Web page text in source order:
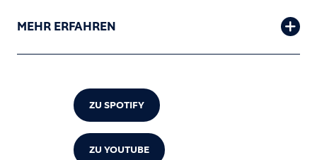
MEHR ERFAHREN
ZU SPOTIFY
ZU YOUTUBE